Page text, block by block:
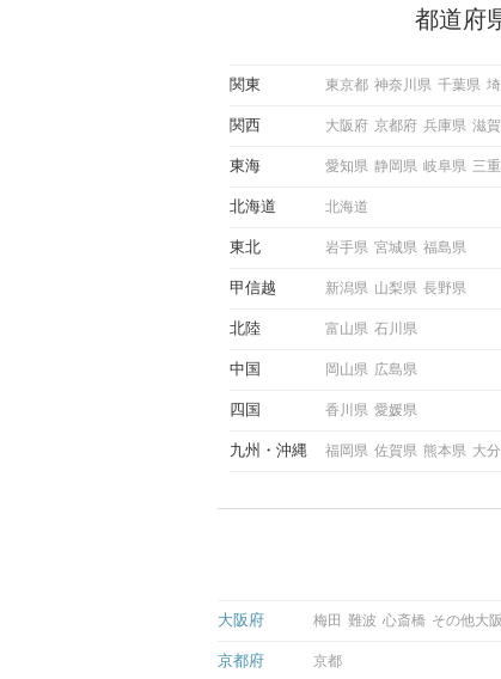
から恋人作りを本格的
している方は、女性が
この記事では、女性が
しく解説した後、婚活
ような行動に繋げるべ
都道府
関東 東京都 神奈川県 千葉県
関西 大阪府 京都府 兵庫県 滋
東海 愛知県 静岡県 岐阜県 三
北海道 北海道
東北 岩手県 宮城県 福島県
甲信越 新潟県 山梨県 長野県
北陸 富山県 石川県
中国 岡山県 広島県
四国 香川県 愛媛県
九州 沖縄 福岡県 佐賀県 熊本県 大
大阪府 梅田 難波 心斎橋 その他大
京都府 京都